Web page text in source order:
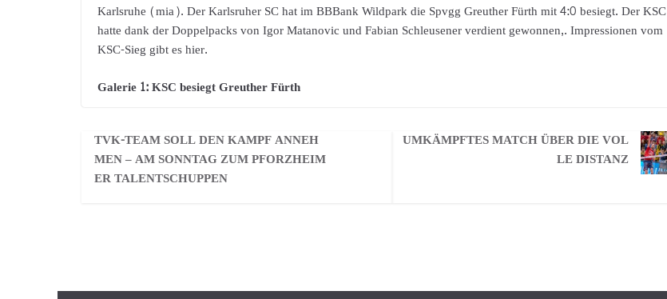
Karlsruhe (mia). Der Karlsruher SC hat im BBBank Wildpark die Spvgg Greuther Fürth mit 4:0 besiegt. Der KSC
hatte dank der Doppelpacks von Igor Matanovic und Fabian Schleusener verdient gewonnen,. Impressionen vom
KSC-Sieg gibt es hier.
Galerie 1: KSC besiegt Greuther Fürth
TVK-TEAM SOLL DEN KAMPF ANNEH
MEN – AM SONNTAG ZUM PFORZHEIM
ER TALENTSCHUPPEN
UMKÄMPFTES MATCH ÜBER DIE VOL
LE DISTANZ